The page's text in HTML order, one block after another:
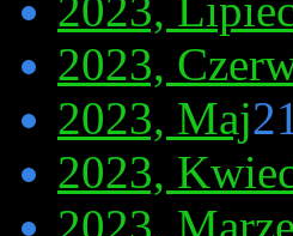
2023,
2023, Maj
2023,